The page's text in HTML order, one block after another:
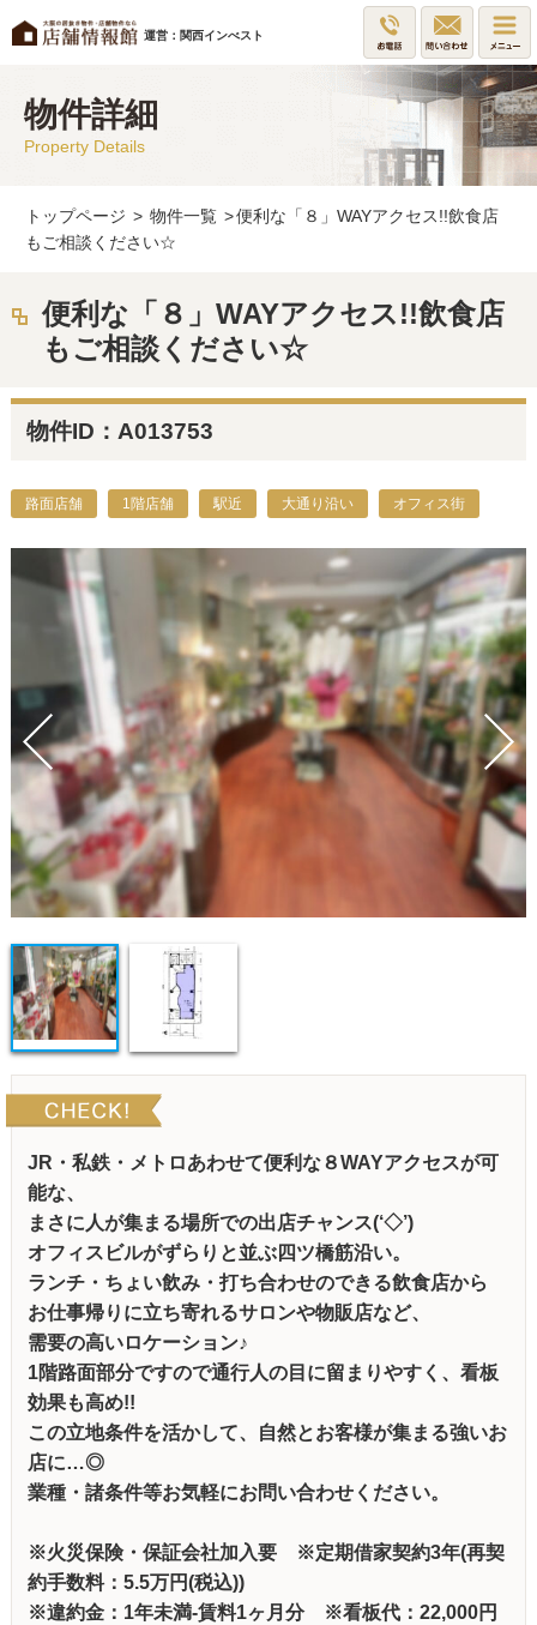
運営：関西インべスト
物件詳細
Property Details
トップページ > 物件一覧 >便利な「８」WAYアクセス!!飲食店
もご相談ください☆
便利な「８」WAYアクセス!!飲食店
もご相談ください☆
物件ID：A013753
路面店舗 1階店舗 駅近 大通り沿い オフィス街
JR・私鉄・メトロあわせて便利な８WAYアクセスが可
能な、
まさに人が集まる場所での出店チャンス(‘◇’)ゞ
オフィスビルがずらりと並ぶ四ツ橋筋沿い。
ランチ・ちょい飲み・打ち合わせのできる飲食店から
お仕事帰りに立ち寄れるサロンや物販店など、
需要の高いロケーション♪
1階路面部分ですので通行人の目に留まりやすく、看板
効果も高め!!
この立地条件を活かして、自然とお客様が集まる強いお
店に…◎
業種・諸条件等お気軽にお問い合わせください。
※火災保険・保証会社加入要 ※定期借家契約3年(再契
約手数料：5.5万円(税込))
※違約金：1年未満-賃料1ヶ月分 ※看板代：22,000円